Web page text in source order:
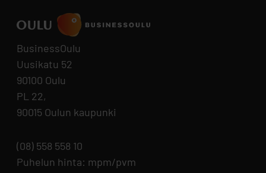
BusinessOulu
Uusikatu 52
90100 Oulu
PL 22,
90015 Oulun kaupunki
(08) 558 558 10
Puhelun hinta: mpm/pvm